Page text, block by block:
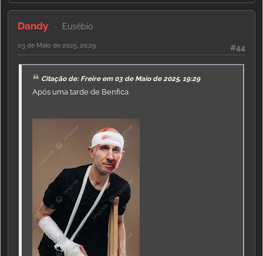
Dandy Eusébio
#44
03 de Maio de 2025, 20:29
Citação de: Freire em 03 de Maio de 2025, 19:29
Após uma tarde de Benfica